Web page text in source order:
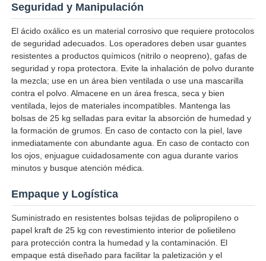
Seguridad y Manipulación
El ácido oxálico es un material corrosivo que requiere protocolos
de seguridad adecuados. Los operadores deben usar guantes
resistentes a productos químicos (nitrilo o neopreno), gafas de
seguridad y ropa protectora. Evite la inhalación de polvo durante
la mezcla; use en un área bien ventilada o use una mascarilla
contra el polvo. Almacene en un área fresca, seca y bien
ventilada, lejos de materiales incompatibles. Mantenga las
bolsas de 25 kg selladas para evitar la absorción de humedad y
la formación de grumos. En caso de contacto con la piel, lave
inmediatamente con abundante agua. En caso de contacto con
los ojos, enjuague cuidadosamente con agua durante varios
minutos y busque atención médica.
Empaque y Logística
Suministrado en resistentes bolsas tejidas de polipropileno o
papel kraft de 25 kg con revestimiento interior de polietileno
para protección contra la humedad y la contaminación. El
empaque está diseñado para facilitar la paletización y el